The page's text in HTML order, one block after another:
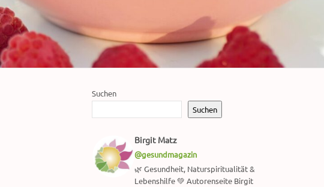
Suchen
Suchen
Birgit Matz
@gesundmagazin
🌿 Gesundheit, Naturspiritualität &
Lebenshilfe 💚 Autorenseite Birgit